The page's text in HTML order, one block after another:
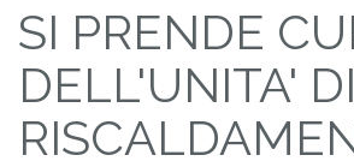
SI PRENDE
DELL'UNITA' DI